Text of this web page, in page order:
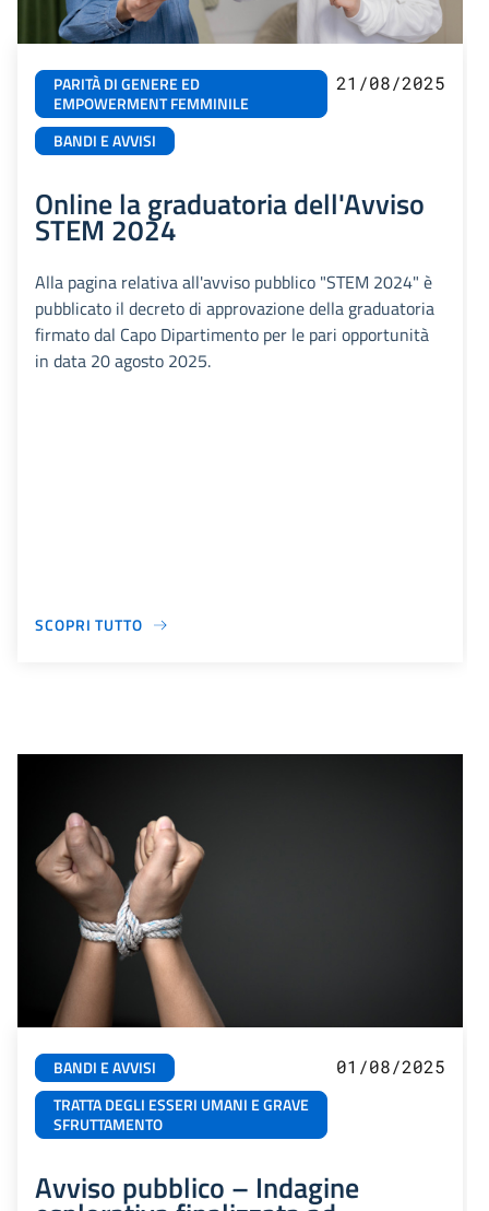
PARITÀ DI GENERE ED
EMPOWERMENT FEMMINILE
BANDI E AVVISI
21/08/2025
Online la graduatoria dell'Avviso
STEM 2024
Alla pagina relativa all'avviso pubblico "STEM 2024" è
pubblicato il decreto di approvazione della graduatoria
firmato dal Capo Dipartimento per le pari opportunità
in data 20 agosto 2025.
SCOPRI TUTTO
BANDI E AVVISI
TRATTA DEGLI ESSERI UMANI E GRAVE
SFRUTTAMENTO
01/08/2025
Avviso pubblico – Indagine